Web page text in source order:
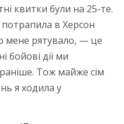
квитки були на 25-те.
в Херсон
мене рятувало, — це
бойові дії ми
Тож майже сім
я ходила у